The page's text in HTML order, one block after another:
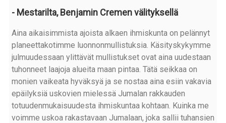
- Mestarilta, Benjamin Cremen välityksellä
Aina aikaisimmista ajoista alkaen ihmiskunta on pelännyt
planeettakotimme luonnonmullistuksia. Käsityskykymme
julmuudessaan ylittävät mullistukset ovat aina uudestaan
tuhonneet laajoja alueita maan pintaa. Tätä seikkaa on
monien vaikeata hyväksyä ja se nostaa aina esiin vakavia
epäilyksiä uskovien mielessä Jumalan rakkauden
totuudenmukaisuudesta ihmiskuntaa kohtaan. Kuinka me
voimme uskoa rakastavaan Jumalaan, joka sallii tuhansien